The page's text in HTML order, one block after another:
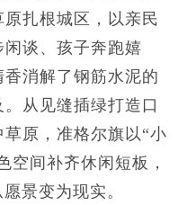
扎根城区，以亲民
谈、孩子奔跑嬉
消解了钢筋水泥的
从见缝插绿打造口
原，准格尔旗以“小
空间补齐休闲短板，
景变为现实。